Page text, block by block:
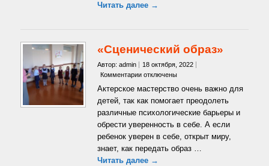
Читать далее →
«Сценический образ»
Автор: admin
18 октября, 2022
Комментариик
«Сценический
образ»
отключены
Актерское мастерство очень важно для
детей, так как помогает преодолеть
различные психологические барьеры и
обрести уверенность в себе. А если
ребенок уверен в себе, открыт миру,
знает, как передать образ …
Читать далее →